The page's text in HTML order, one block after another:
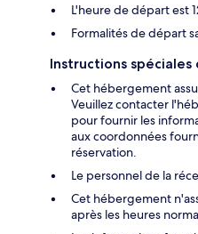
L'heure de départ est
Formalités de départ
Instructions spéciales
Cet hébergement
Veuillez contacter
pour fournir les
aux coordonnées
réservation.
Le personnel de la
Cet hébergement
après les heures